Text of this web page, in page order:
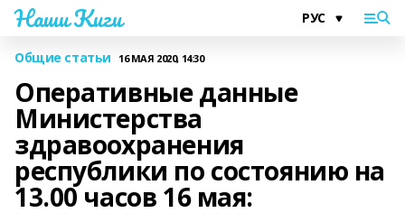
Наши Киги
Общие статьи 16 МАЯ 2020, 14:30
Оперативные данные
Министерства
здравоохранения
республики по состоянию на
13.00 часов 16 мая: